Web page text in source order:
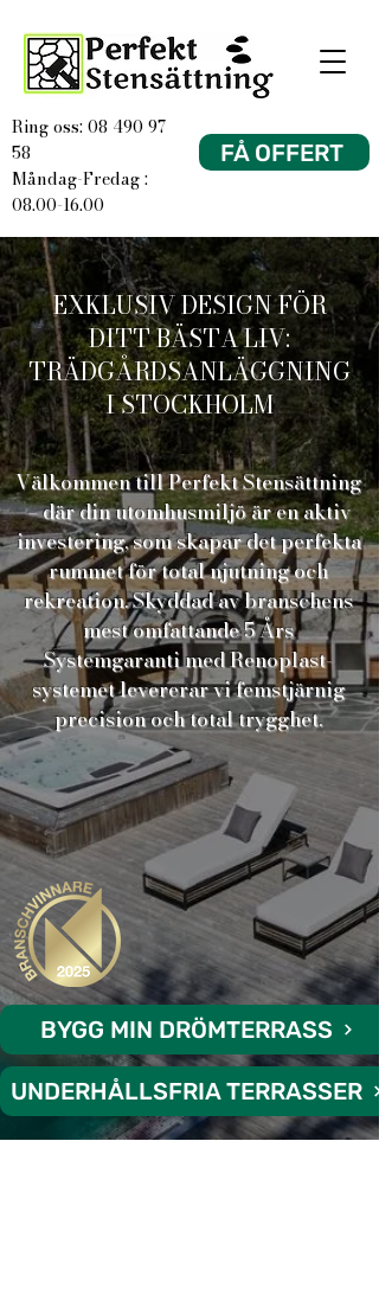
FÅ OFFERT
Ring oss: 08 490 97
58
Måndag-Fredag :
08.00-16.00
EXKLUSIV DESIGN FÖR
DITT BÄSTA LIV:
TRÄDGÅRDSANLÄGGNING
I STOCKHOLM
Välkommen till Perfekt Stensättning
– där din utomhusmiljö är en aktiv
investering, som skapar det perfekta
rummet för total njutning och
rekreation. Skyddad av branschens
mest omfattande 5 Års
Systemgaranti med Renoplast-
systemet levererar vi femstjärnig
precision och total trygghet.
BYGG MIN DRÖMTERRASS
UNDERHÅLLSFRIA TERRASSER